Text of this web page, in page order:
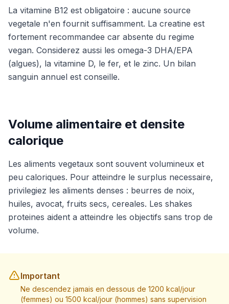
La vitamine B12 est obligatoire : aucune source
vegetale n'en fournit suffisamment. La creatine est
fortement recommandee car absente du regime
vegan. Considerez aussi les omega-3 DHA/EPA
(algues), la vitamine D, le fer, et le zinc. Un bilan
sanguin annuel est conseille.
Volume alimentaire et densite
calorique
Les aliments vegetaux sont souvent volumineux et
peu caloriques. Pour atteindre le surplus necessaire,
privilegiez les aliments denses : beurres de noix,
huiles, avocat, fruits secs, cereales. Les shakes
proteines aident a atteindre les objectifs sans trop de
volume.
Important
Ne descendez jamais en dessous de 1200 kcal/jour
(femmes) ou 1500 kcal/jour (hommes) sans supervision